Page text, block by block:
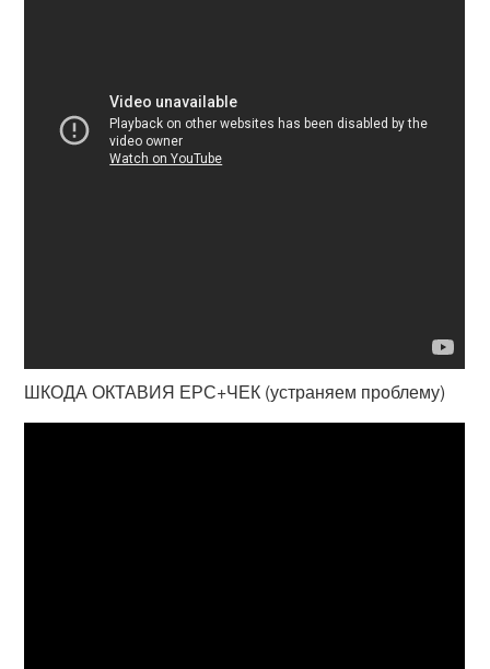
ШКОДА ОКТАВИЯ ЕРС+ЧЕК (устраняем проблему)